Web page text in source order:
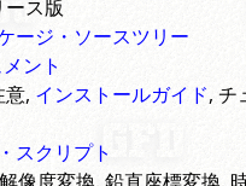
ス版
ージ・ソースツリー
ント
, インストールガイド, チ
スクリプト